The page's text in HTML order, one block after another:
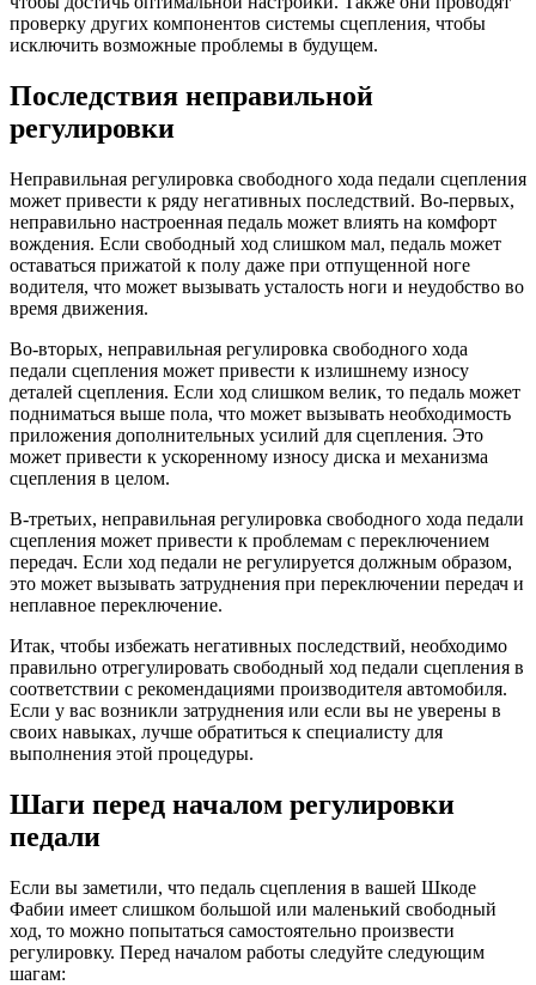
проверку других компонентов системы сцепления, чтобы
исключить возможные проблемы в будущем.
Последствия неправильной
регулировки
Неправильная регулировка свободного хода педали сцепления
может привести к ряду негативных последствий. Во-первых,
неправильно настроенная педаль может влиять на комфорт
вождения. Если свободный ход слишком мал, педаль может
оставаться прижатой к полу даже при отпущенной ноге
водителя, что может вызывать усталость ноги и неудобство во
время движения.
Во-вторых, неправильная регулировка свободного хода
педали сцепления может привести к излишнему износу
деталей сцепления. Если ход слишком велик, то педаль может
подниматься выше пола, что может вызывать необходимость
приложения дополнительных усилий для сцепления. Это
может привести к ускоренному износу диска и механизма
сцепления в целом.
В-третьих, неправильная регулировка свободного хода педали
сцепления может привести к проблемам с переключением
передач. Если ход педали не регулируется должным образом,
это может вызывать затруднения при переключении передач и
неплавное переключение.
Итак, чтобы избежать негативных последствий, необходимо
правильно отрегулировать свободный ход педали сцепления в
соответствии с рекомендациями производителя автомобиля.
Если у вас возникли затруднения или если вы не уверены в
своих навыках, лучше обратиться к специалисту для
выполнения этой процедуры.
Шаги перед началом регулировки
педали
Если вы заметили, что педаль сцепления в вашей Шкоде
Фабии имеет слишком большой или маленький свободный
ход, то можно попытаться самостоятельно произвести
регулировку. Перед началом работы следуйте следующим
шагам: